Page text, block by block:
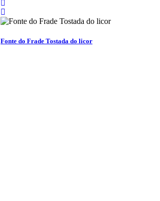
Fonte do Frade Tostada do licor